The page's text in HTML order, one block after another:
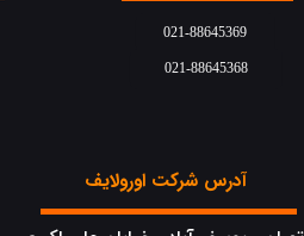
آدرس شرکت اورولایف
021-88645369
021-88645368